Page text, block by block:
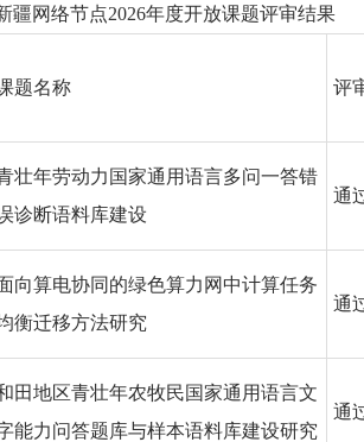
疆网络节点2026年度开放课题评审结果
题名称 评
壮年劳动力国家通用语言多问一答错
诊断语料库建设
通
向算电协同的绿色算力网中计算任务
衡迁移方法研究
通
田地区青壮年农牧民国家通用语言文
能力问答题库与样本语料库建设研究
通